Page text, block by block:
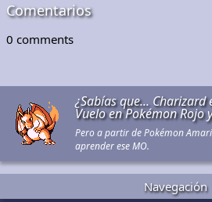
Comentarios
0 comments
¿Sabías que...
Vuelo en Pokémon Rojo
Pero a partir de Pokémon
aprender ese MO.
Navegación